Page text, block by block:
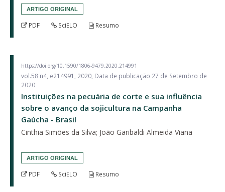
ARTIGO ORIGINAL
PDF SciELO Resumo
https://doi.org/10.1590/1806-9479.2020.214991
vol.58 n4, e214991, 2020, Data de publicação 27 de Setembro de
2020
Instituições na pecuária de corte e sua influência
sobre o avanço da sojicultura na Campanha
Gaúcha - Brasil
Cinthia Simões da Silva; João Garibaldi Almeida Viana
ARTIGO ORIGINAL
PDF SciELO Resumo